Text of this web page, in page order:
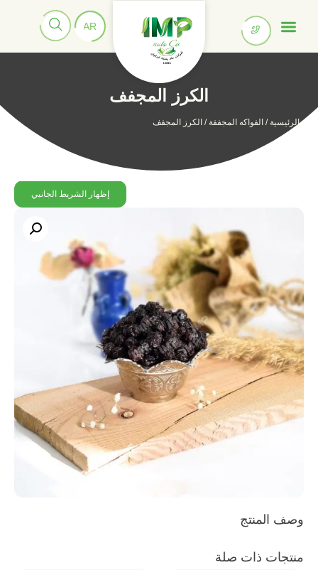
الكرز المجفف
الرئيسية / الفواكه المجففة / الكرز المجفف
إظهار الشريط الجانبي
وصف المنتج
منتجات ذات صلة